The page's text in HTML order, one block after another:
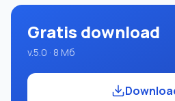
Gratis download
v.5.0 · 8 Мб